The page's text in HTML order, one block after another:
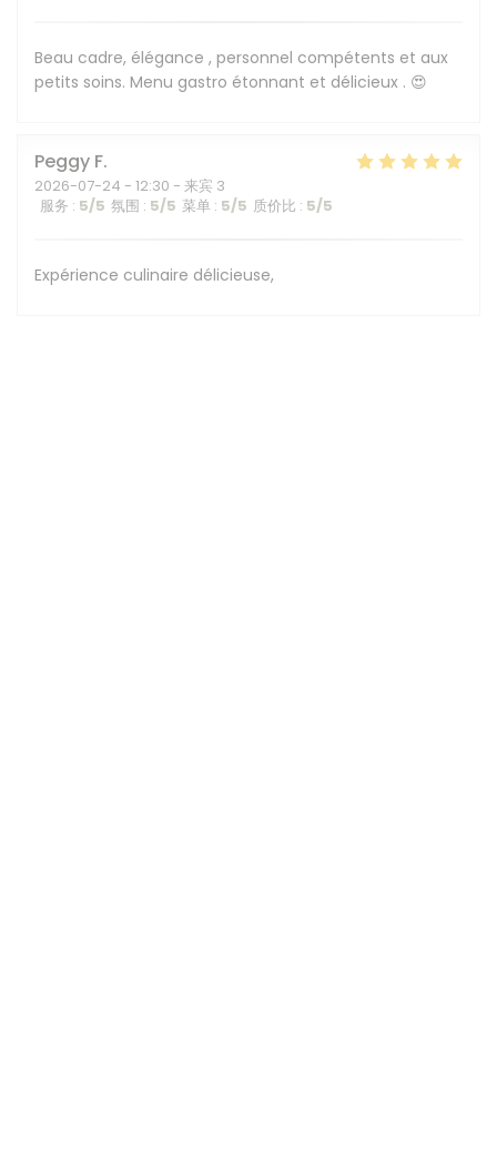
Beau cadre, élégance , personnel compétents et aux
petits soins. Menu gastro étonnant et délicieux . 😍
Peggy F
2026-07-24 - 12:30 - 来宾 3
服务 : 5/5 氛围 : 5/5 菜单 : 5/5 质价比 : 5/5
Expérience culinaire délicieuse,